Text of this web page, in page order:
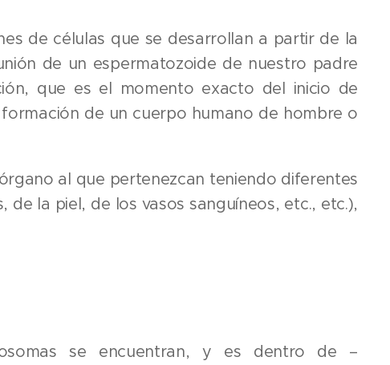
de células que se desarrollan a partir de la
de un espermatozoide de nuestro padre
que es el momento exacto del inicio de
de un cuerpo humano de hombre o
al que pertenezcan teniendo diferentes
la piel, de los vasos sanguíneos, etc., etc.),
se encuentran, y es dentro de –